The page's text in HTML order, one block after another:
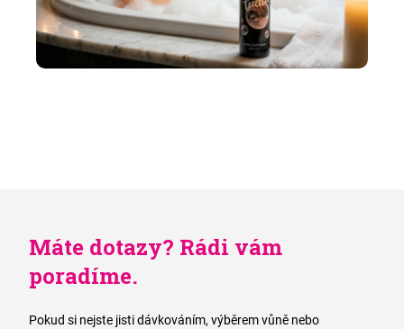
Máte dotazy? Rádi vám
poradíme.
Pokud si nejste jisti dávkováním, výběrem vůně nebo